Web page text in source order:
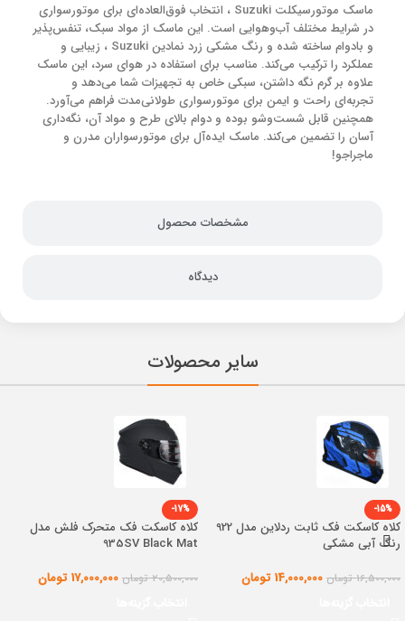
مشخصات محصول
دیدگاه
ماسک موتورسیکلت Suzuki ، انتخاب فوق‌العاده‌ای برای موتورسواری
در شرایط مختلف آب‌وهوایی است. این ماسک از مواد سبک، تنفس‌پذیر
و بادوام ساخته شده و رنگ مشکی زرد نمادین Suzuki ، زیبایی و
عملکرد را ترکیب می‌کند. مناسب برای استفاده در هوای سرد، این ماسک
علاوه بر گرم نگه داشتن، سبکی خاص به تجهیزات شما می‌دهد و
تجربه‌ای راحت و ایمن برای موتورسواری طولانی‌مدت فراهم می‌آورد.
همچنین قابل شست‌وشو بوده و دوام بالای طرح و مواد آن، نگه‌داری
آسان را تضمین می‌کند. ماسک ایده‌آل برای موتورسواران مدرن و
ماجراجو!
سایر محصولات
-15%
کلاه کاسکت فک ثابت ردلاین مدل 922
رنگ آبی مشکی
16,500,000 تومان 14,000,000 تومان
-17%
کلاه کاسکت فک متحرک فلش مدل
935SV Black Mat
20,500,000 تومان 17,000,000 تومان